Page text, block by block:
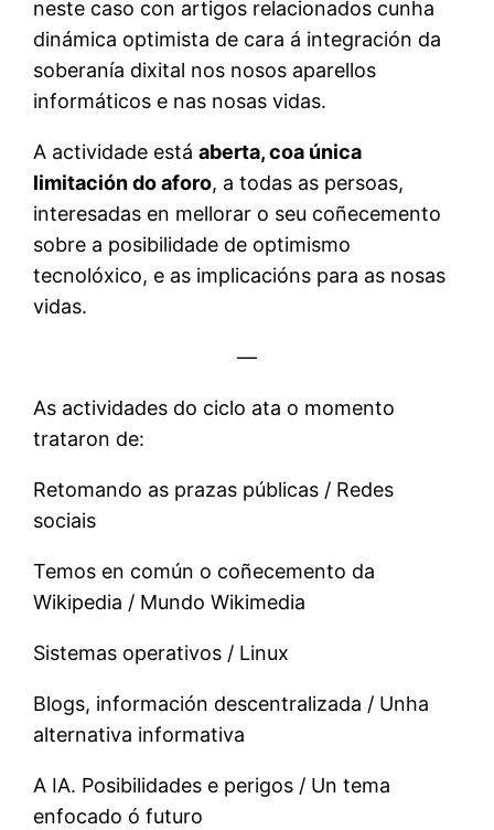
neste caso con artigos relacionados cunha
dinámica optimista de cara á integración da
soberanía dixital nos nosos aparellos
informáticos e nas nosas vidas.
A actividade estáaberta,coa única
limitación do aforo, a todas as persoas,
interesadas en mellorar o seu coñecemento
sobre a posibilidade de optimismo
tecnolóxico, e as implicacións para as nosas
vidas.
—
As actividades do ciclo ata o momento
trataron de:
Retomando as prazas públicas / Redes
sociais
Temos en común o coñecemento da
Wikipedia / Mundo Wikimedia
Sistemas operativos / Linux
Blogs, información descentralizada / Unha
alternativa informativa
A IA. Posibilidades e perigos / Un tema
enfocado ó futuro